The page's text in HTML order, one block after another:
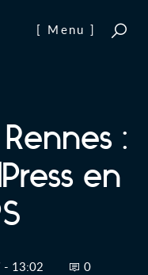
[ Menu ]
:
en
- 13:02 0